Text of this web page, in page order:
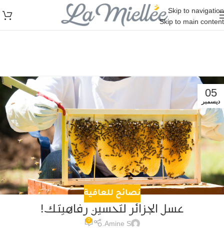
Skip to navigation
Skip to main content
05
ديسمبر
نصائح للعافية
عسل الجزائر لتحسين رفاهيتك!
Amine S.
0